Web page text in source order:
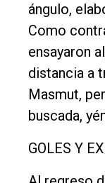
ángulo,
Como
ensayaron
distancia a
Masmut,
buscada,
GOLES Y